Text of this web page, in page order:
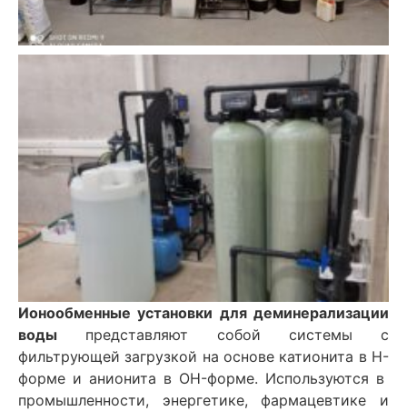
Ионообменные установки для деминерализации
воды представляют собой системы с
фильтрующей загрузкой на основе катионита в H-
форме и анионита в OH-форме. Используются в
промышленности, энергетике, фармацевтике и